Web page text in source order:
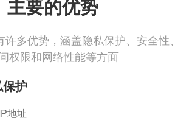
主要的优势
多优势，涵盖隐私保护、安全性、
权限和网络性能等方面
护
地址